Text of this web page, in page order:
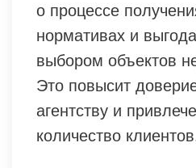
о процессе
нормативах и
выбором объектов
Это повысит
агентству и
количество